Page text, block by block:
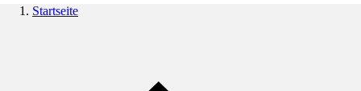
Startseite